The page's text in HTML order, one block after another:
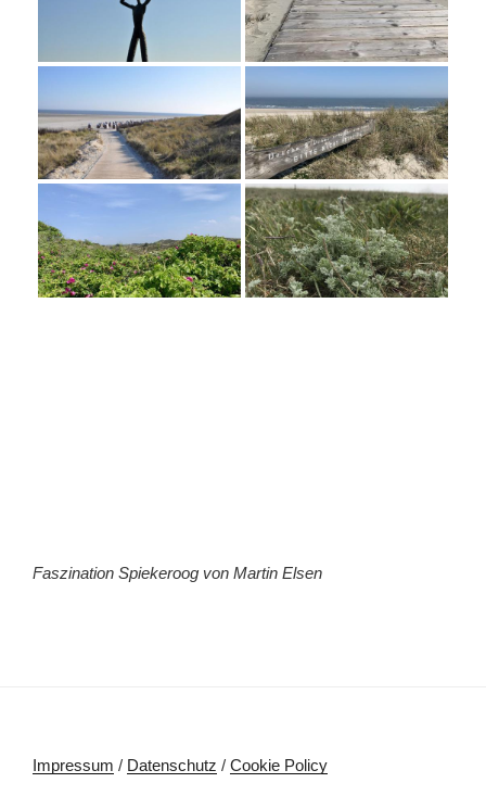
Faszination Spiekeroog von Martin Elsen
Impressum / Datenschutz / Cookie Policy